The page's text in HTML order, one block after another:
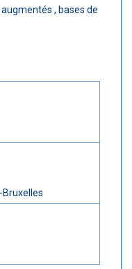
augmentés , bases de
Bruxelles